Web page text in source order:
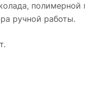
полимерной
ручной работы.